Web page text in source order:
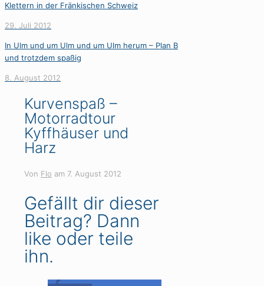
Klettern in der Fränkischen Schweiz
29. Juli 2012
In Ulm und um Ulm und um Ulm herum – Plan B
und trotzdem spaßig
8. August 2012
Kurvenspaß –
Motorradtour
Kyffhäuser und
Harz
Von Flo am 7. August 2012
Gefällt dir dieser
Beitrag? Dann
like oder teile
ihn.